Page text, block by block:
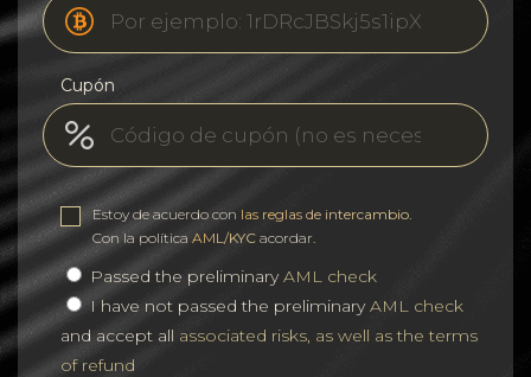
Cupón
Estoy de acuerdo con las reglas de intercambio
Con la política AML/KYC acordar.
Passed the preliminaryAML check
I have not passed the preliminaryAML check
and accept all associated risks, as well as the terms
of refund